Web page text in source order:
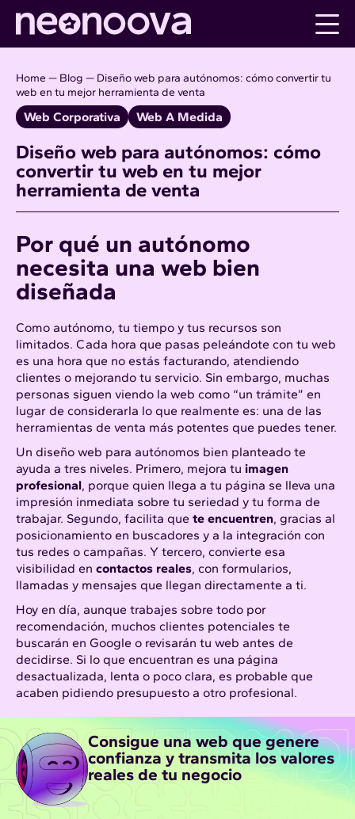
content
Home — Blog — Diseño web para autónomos: cómo convertir tu
web en tu mejor herramienta de venta
Web Corporativa Web A Medida
Diseño web para autónomos: cómo
convertir tu web en tu mejor
herramienta de venta
Por qué un autónomo
necesita una web bien
diseñada
Como autónomo, tu tiempo y tus recursos son
limitados. Cada hora que pasas peleándote con tu web
es una hora que no estás facturando, atendiendo
clientes o mejorando tu servicio. Sin embargo, muchas
personas siguen viendo la web como “un trámite” en
lugar de considerarla lo que realmente es: una de las
herramientas de venta más potentes que puedes tener.
Un diseño web para autónomos bien planteado te
ayuda a tres niveles. Primero, mejora tu imagen
profesional, porque quien llega a tu página se lleva una
impresión inmediata sobre tu seriedad y tu forma de
trabajar. Segundo, facilita que te encuentren, gracias al
posicionamiento en buscadores y a la integración con
tus redes o campañas. Y tercero, convierte esa
visibilidad en contactos reales, con formularios,
llamadas y mensajes que llegan directamente a ti.
Hoy en día, aunque trabajes sobre todo por
recomendación, muchos clientes potenciales te
buscarán en Google o revisarán tu web antes de
decidirse. Si lo que encuentran es una página
desactualizada, lenta o poco clara, es probable que
acaben pidiendo presupuesto a otro profesional.
Consigue una web que genere
confianza y transmita los valores
reales de tu negocio